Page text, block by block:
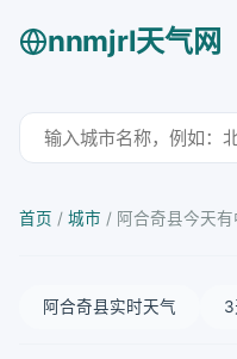
nnmjrl天气网
首页 / 城市 / 阿合奇县今天
阿合奇县实时天气